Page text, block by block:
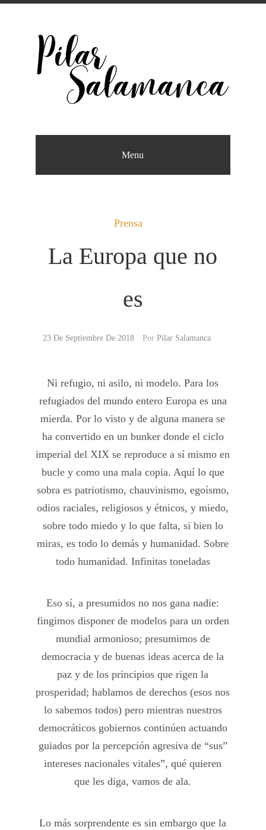
Saltar
Menu
Prensa
La Europa que no
es
23 De Septiembre De 2018 PorPilar Salamanca
Ni refugio, ni asilo, ni modelo. Para los
refugiados del mundo entero Europa es una
mierda. Por lo visto y de alguna manera se
ha convertido en un bunker donde el ciclo
imperial del XIX se reproduce a sí mismo en
bucle y como una mala copia. Aquí lo que
sobra es patriotismo, chauvinismo, egoísmo,
odios raciales, religiosos y étnicos, y miedo,
sobre todo miedo y lo que falta, si bien lo
miras, es todo lo demás y humanidad. Sobre
todo humanidad. Infinitas toneladas
Eso sí, a presumidos no nos gana nadie:
fingimos disponer de modelos para un orden
mundial armonioso; presumimos de
democracia y de buenas ideas acerca de la
paz y de los principios que rigen la
prosperidad; hablamos de derechos (esos nos
lo sabemos todos) pero mientras nuestros
democráticos gobiernos continúen actuando
guiados por la percepción agresiva de “sus”
intereses nacionales vitales”, qué quieren
que les diga, vamos de ala.
Lo más sorprendente es sin embargo que la